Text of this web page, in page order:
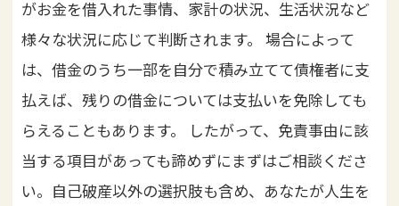
がお金を借入れた事情、家計の状況、生活状況など
様々な状況に応じて判断されます。 場合によって
は、借金のうち一部を自分で積み立てて債権者に支
払えば、残りの借金については支払いを免除しても
らえることもあります。
したがって、免責事由に該
当する項目があっても諦めずにまずはご相談くださ
い。自己破産以外の選択肢も含め、あなたが人生を